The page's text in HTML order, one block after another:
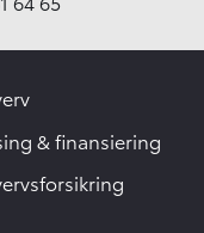
& finansiering